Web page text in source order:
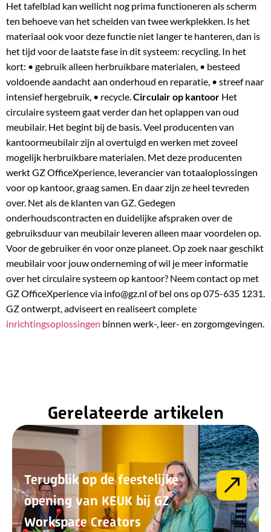
Het tafelblad kan wellicht nog prima functioneren als scherm
ten behoeve van het scheiden van twee werkplekken. Is het
materiaal ook voor deze functie niet langer te hanteren, dan is
het tijd voor de laatste fase in dit systeem: recycling. In het
kort: • gebruik alleen herbruikbare materialen, • besteed
voldoende aandacht aan onderhoud en reparatie, • streef naar
intensief hergebruik, • recycle. Circulair op kantoor Het
circulaire systeem gaat verder dan het oplappen van oud
meubilair. Het begint bij de basis. Veel producenten van
kantoormeubilair zijn al overtuigd en werken met zoveel
mogelijk herbruikbare materialen. Met deze producenten
werkt GZ OfficeXperience, leverancier van totaaloplossingen
voor op kantoor, graag samen. En daar zijn ze heel tevreden
over. Net als de klanten van GZ. Gedegen
onderhoudscontracten en duidelijke afspraken over de
gebruiksduur van meubilair leveren alleen maar voordelen op.
Voor de gebruiker én voor onze planeet. Op zoek naar geschikt
meubilair voor jouw onderneming of wil je meer informatie
over het circulaire systeem op kantoor? Neem contact op met
GZ OfficeXperience via info@gz.nl of bel ons op 075-635 1231.
GZ ontwerpt, adviseert en realiseert complete
inrichtingsoplossingen binnen werk-, leer- en zorgomgevingen.
Gerelateerde artikelen
Terugblik op de feestelijke
opening van KEUK bij GZ
Workspace Creators